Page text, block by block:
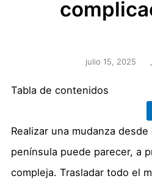
julio 15, 2025
Tabla de contenidos
Realizar una mudanza
península puede parecer, a
compleja. Trasladar todo el